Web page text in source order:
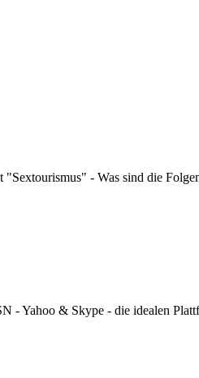
"Sextourismus" - Was sind die
- Yahoo & Skype - die idealen